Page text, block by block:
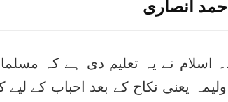
انصاری
اسلام نے یہ تعلیم دی ہے کہ
یعنی نکاح کے بعد احباب کے لیے